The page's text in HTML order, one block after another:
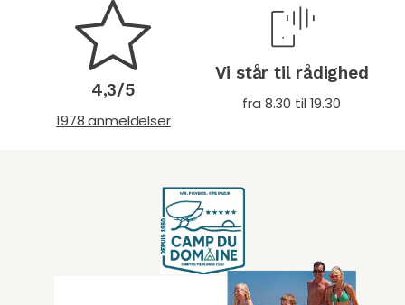
4,3/5
1978 anmeldelser
Vi står til rådighed
fra 8.30 til 19.30